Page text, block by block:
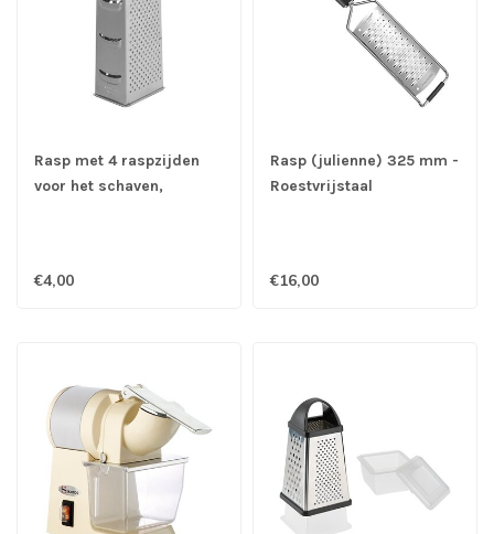
Rasp met 4 raspzijden
voor het schaven,
€4,00
Rasp (julienne) 325 mm -
Roestvrijstaal
€16,00